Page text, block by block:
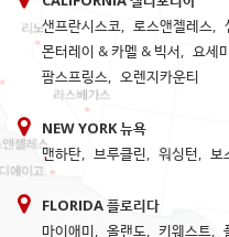
샌프란시스코, 로스앤젤레스,
몬터레이 & 카멜 & 빅서, 요세
팜스프링스, 오렌지카운티
NEW YORK 뉴욕
맨하탄, 브루클린, 워싱턴, 보
FLORIDA 플로리다
마이애미, 올랜도, 키웨스트,